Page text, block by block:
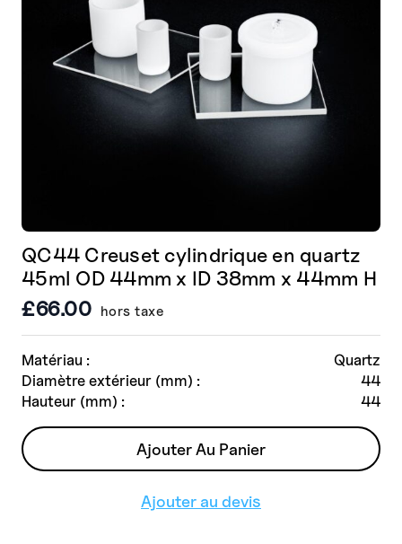
page
Matériau :
Quartz
Diamètre extérieur (mm) :
44
Hauteur (mm) :
44
QC44 Creuset cylindrique en quartz
45ml OD 44mm x ID 38mm x 44mm H
£66.00 hors taxe
Ajouter Au Panier
Ajouter au devis